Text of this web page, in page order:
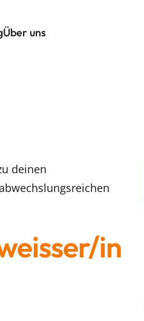
Über uns
deinen
in